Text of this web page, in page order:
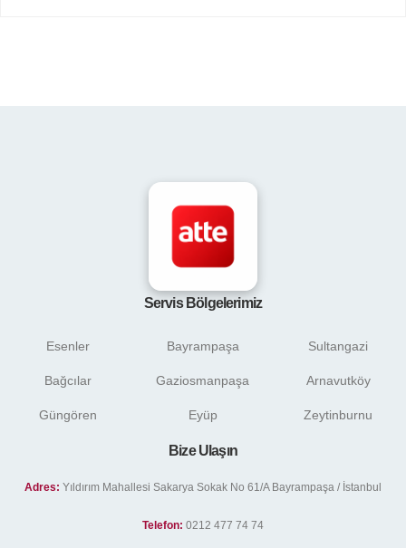
Servis Bölgelerimiz
Esenler
Bağcılar
Güngören
Bayrampaşa
Gaziosmanpaşa
Eyüp
Sultangazi
Arnavutköy
Zeytinburnu
Bize Ulaşın
Adres: Yıldırım Mahallesi Sakarya Sokak No 61/A Bayrampaşa / İstanbul
Telefon: 0212 477 74 74